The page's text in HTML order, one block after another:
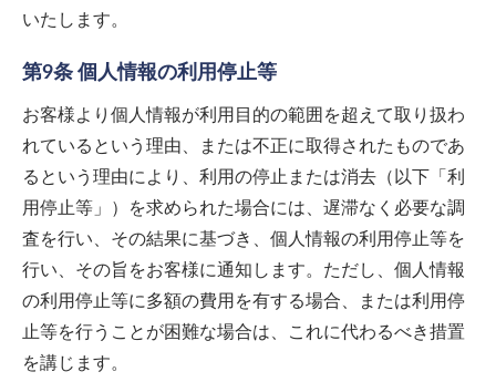
いたします。
第9条 個人情報の利用停止等
お客様より個人情報が利用目的の範囲を超えて取り扱わ
れているという理由、または不正に取得されたものであ
るという理由により、利用の停止または消去（以下「利
用停止等」）を求められた場合には、遅滞なく必要な調
査を行い、その結果に基づき、個人情報の利用停止等を
行い、その旨をお客様に通知します。ただし、個人情報
の利用停止等に多額の費用を有する場合、または利用停
止等を行うことが困難な場合は、これに代わるべき措置
を講じます。